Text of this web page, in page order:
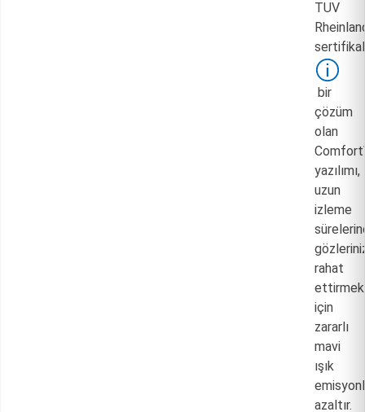
TUV
bir
çözüm
olan
yazılımı,
uzun
izleme
rahat
ettirmek
için
zararlı
mavi
ışık
azaltır.